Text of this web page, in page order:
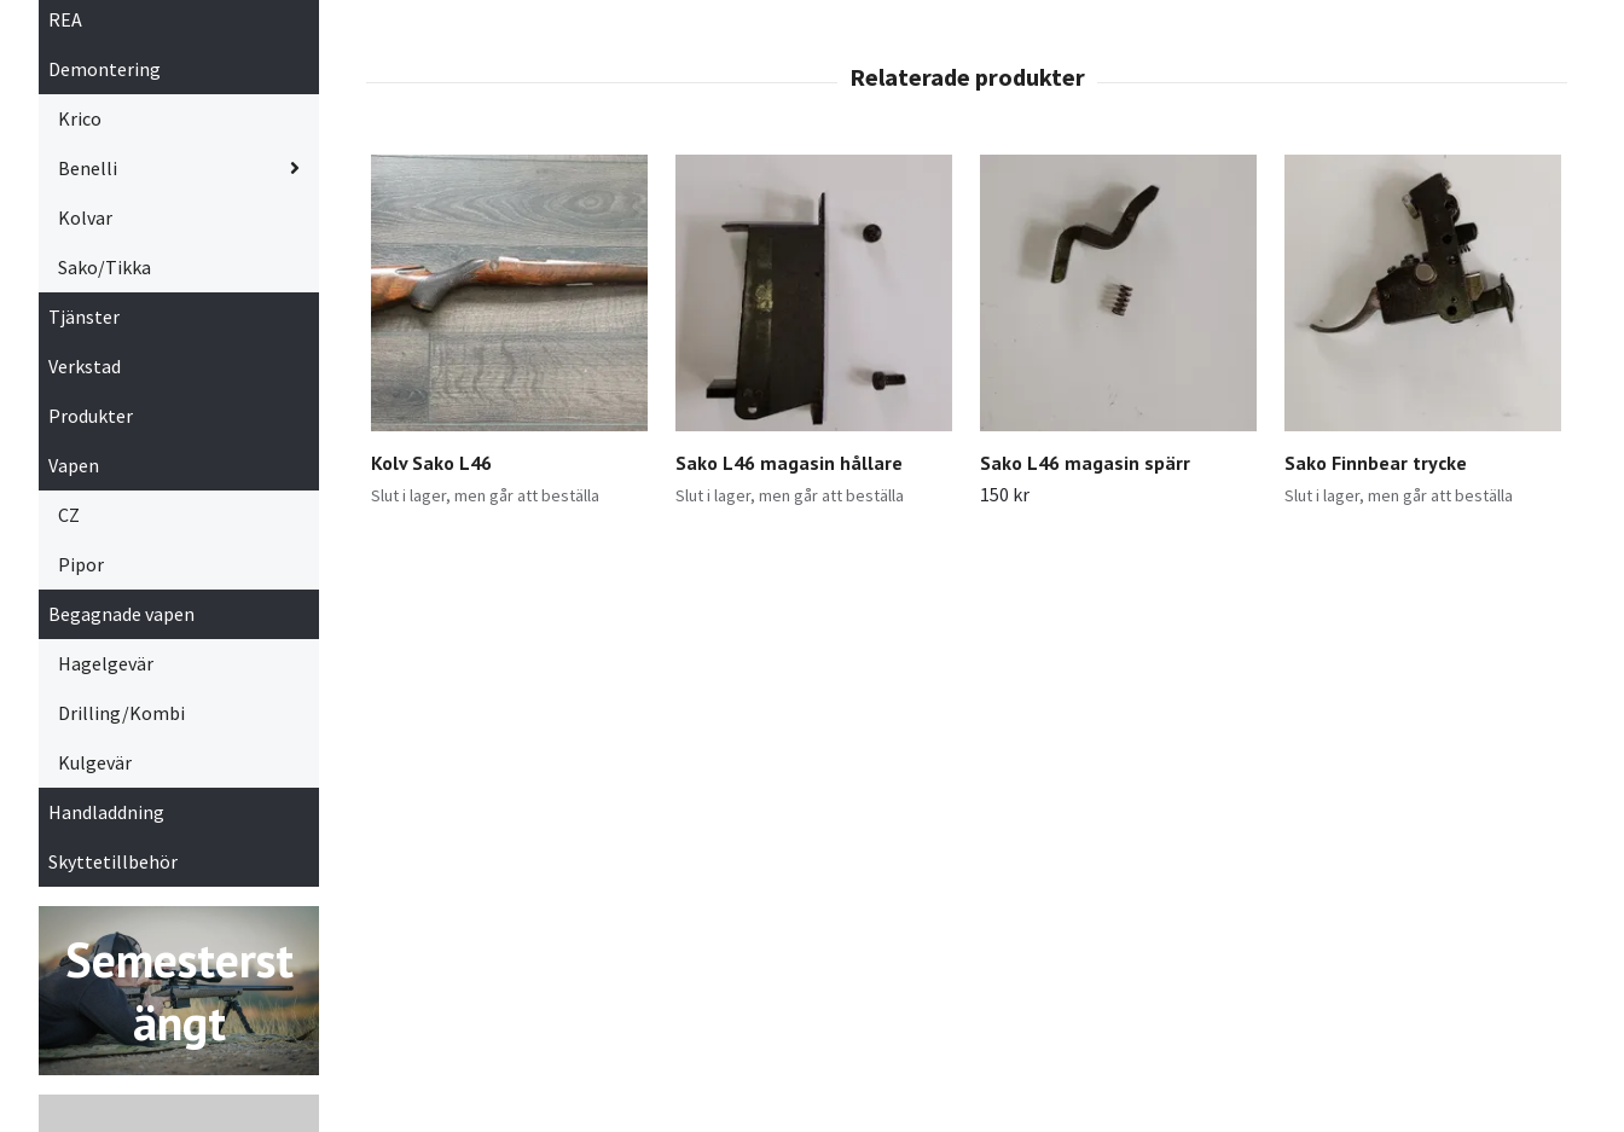
REA
Demontering
Krico
Benelli
Kolvar
Sako/Tikka
Tjänster
Verkstad
Produkter
Vapen
CZ
Pipor
Begagnade vapen
Hagelgevär
Drilling/Kombi
Kulgevär
Handladdning
Skyttetillbehör
Semesterst
ängt
Kolv Sako L46
Slut i lager, men går att beställa
Sako L46 magasin hållare
Slut i lager, men går att beställa
Sako L46 magasin spärr
150 kr
Sako Finnbear trycke
Slut i lager, men går att beställa